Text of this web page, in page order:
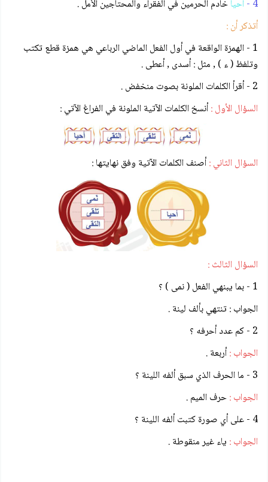
4 - أحياخادم الحرمين في الفقراء والمحتاجين الأمل .
أتذكر أن :
1 - الهمزة الواقعة في أول الفعل الماضي الرباعي هي همزة قطع تكتب
وتلفظ ( ء ) , مثل : أسدى , أعطى .
2 - أقرأ الكلمات الملونة بصوت منخفض .
السؤال الأول :أنسخ الكلمات الآتية الملونة في الفراغ الآتي :
السؤال الثاني :أصنف الكلمات الآتية وفق نهايتها :
السؤال الثالث :
1 - بما يبنهي الفعل ( نمى ) ؟
الجواب : تنتهي بألف لينة .
2 - كم عدد أحرفه ؟
الجواب :أربعة .
3 - ما الحرف الذي سبق ألفه اللينة ؟
الجواب :حرف الميم .
4 - على أي صورة كتبت ألفه اللينة ؟
الجواب : ياء غير منقوطة .